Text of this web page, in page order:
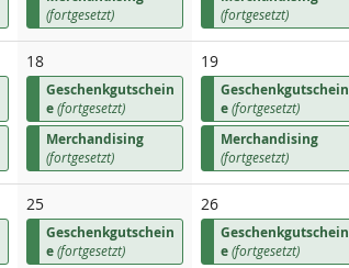
(fortgesetzt) (fortgesetzt)
18
Geschenkgutschein
e(fortgesetzt)
Merchandising
(fortgesetzt)
19
Geschenkgutschein
e(fortgesetzt)
Merchandising
(fortgesetzt)
25
Geschenkgutschein
e(fortgesetzt)
26
Geschenkgutschein
e(fortgesetzt)